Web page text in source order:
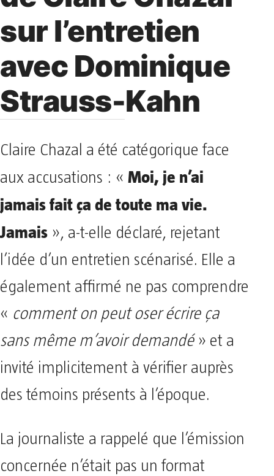
sur l’entretien
avec Dominique
Strauss-Kahn
Claire Chazal a été catégorique face
aux accusations : « Moi, je n’ai
jamais fait ça de toute ma vie.
Jamais », a-t-elle déclaré, rejetant
l’idée d’un entretien scénarisé. Elle a
également affirmé ne pas comprendre
« comment on peut oser écrire ça
sans même m’avoir demandé» et a
invité implicitement à vérifier auprès
des témoins présents à l’époque.
La journaliste a rappelé que l’émission
concernée n’était pas un format